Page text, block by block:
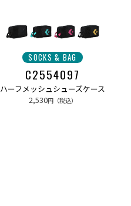
SOCKS & BAG
C2554097
ハーフメッシュシューズケース
2,530円（税込）